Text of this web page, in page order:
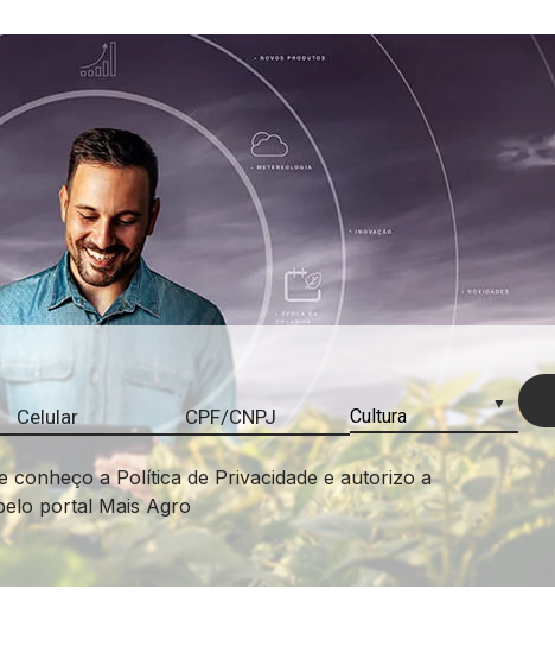
conheço a Política de Privacidade e autorizo a
portal Mais Agro